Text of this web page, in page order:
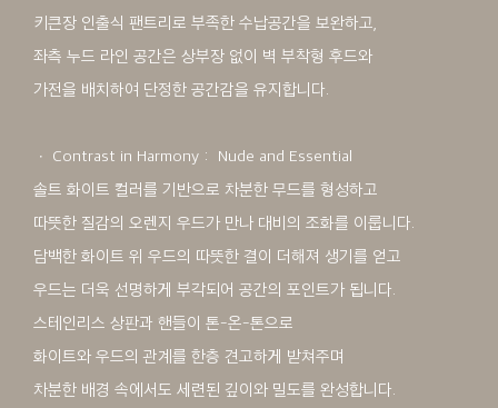
키큰장 인출식 팬트리로 부족한 수납공간을 보완하고,
좌측 누드 라인 공간은 상부장 없이 벽 부착형 후드와
가전을 배치하여 단정한 공간감을 유지합니다.
ㆍ Contrast in Harmony : Nude and Essential
솔트 화이트 컬러를 기반으로 차분한 무드를 형성하고
따뜻한 질감의 오렌지 우드가 만나 대비의 조화를 이룹니다.
담백한 화이트 위 우드의 따뜻한 결이 더해져 생기를 얻고
우드는 더욱 선명하게 부각되어 공간의 포인트가 됩니다.
스테인리스 상판과 핸들이 톤-온-톤으로
화이트와 우드의 관계를 한층 견고하게 받쳐주며
차분한 배경 속에서도 세련된 깊이와 밀도를 완성합니다.